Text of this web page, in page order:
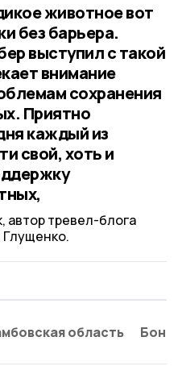
животное вот
без барьера.
выступил с такой
внимание
сохранения
Приятно
каждый из
свой, хоть и
автор тревел-блога
область